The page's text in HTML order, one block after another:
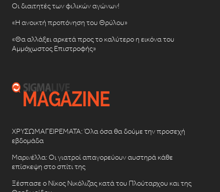
Οι διαιτητές των φιλικών αγώνων!
«Η ανοικτή προπόνηση του Θρύλου»
«Θα αλλάξει αρκετά προς το καλύτερο η εικόνα του
Αμμόχωστος Επιστροφής»
ΧΡΥΣΩΜΑΓΕΙΡΕΜΑΤΑ: Όλα όσα θα δούμε την προσεχή
εβδομάδα
Μαρινέλλα: Οι γιατροί απαγορεύουν αυστηρά κάθε
επίσκεψη στο σπίτι της
Ξέσπασε ο Νίκος Νικόλιζας κατά του Πλούταρχου και της